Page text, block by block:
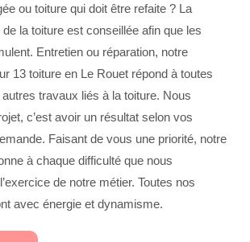
ou toiture qui doit être refaite ? La
la toiture est conseillée afin que les
Entretien ou réparation, notre
13 toiture en Le Rouet répond à toutes
travaux liés à la toiture. Nous
c’est avoir un résultat selon vos
Faisant de vous une priorité, notre
à chaque difficulté que nous
de notre métier. Toutes nos
avec énergie et dynamisme.